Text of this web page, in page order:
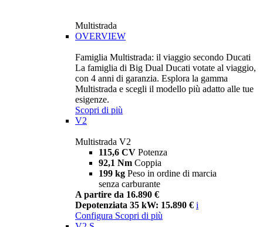
Multistrada
OVERVIEW
Famiglia Multistrada: il viaggio secondo Ducati
La famiglia di Big Dual Ducati votate al viaggio,
con 4 anni di garanzia. Esplora la gamma
Multistrada e scegli il modello più adatto alle tue
esigenze.
Scopri di più
V2
Multistrada V2
115,6 CV Potenza
92,1 Nm Coppia
199 kg Peso in ordine di marcia
senza carburante
A partire da 16.890 €
Depotenziata 35 kW: 15.890 € i
Configura Scopri di più